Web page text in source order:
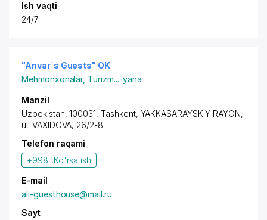
Ish vaqti
24/7
"Anvar`s Guests" OK
Mehmonxonalar, Turizm... yana
Manzil
Uzbekistan, 100031, Tashkent, YAKKASARAYSKIY RAYON,
ul. VAXIDOVA, 26/2-8
Telefon raqami
+998...Ko'rsatish
E-mail
ali-guesthouse@mail.ru
Sayt